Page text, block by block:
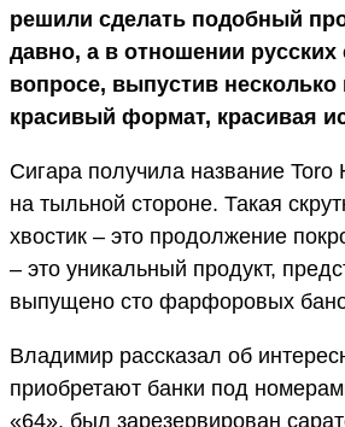
решили сделать подобный
давно, а в отношении
вопросе, выпустив
красивый формат, красивая
Сигара получила название Toro
на тыльной стороне. Такая
хвостик – это продолжение
– это уникальный продукт,
выпущено сто фарфоровых
Владимир рассказал об
приобретают банки под
«64», был зарезервирован